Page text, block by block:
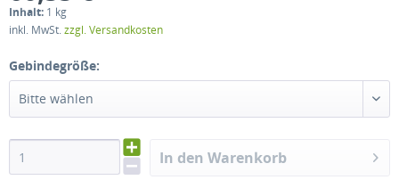
Inhalt: 1 kg
inkl. MwSt.zzgl. Versandkosten
Gebindegröße:
Bitte wählen
In den Warenkorb